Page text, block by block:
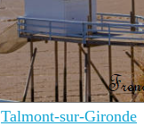
Talmont-sur-Gironde